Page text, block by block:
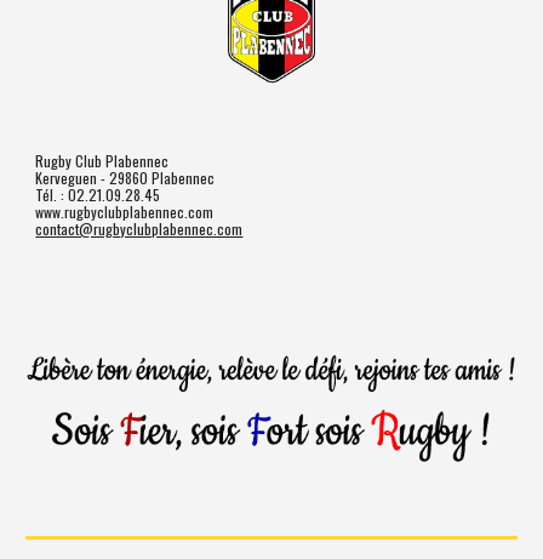
Rugby Club Plabennec
Kerveguen - 29860 Plabennec
Tél. : 02.21.09.28.45
www.rugbyclubplabennec.com
contact@rugbyclubplabennec.com